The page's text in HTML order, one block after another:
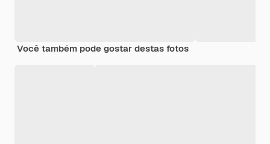
Você também pode gostar destas fotos